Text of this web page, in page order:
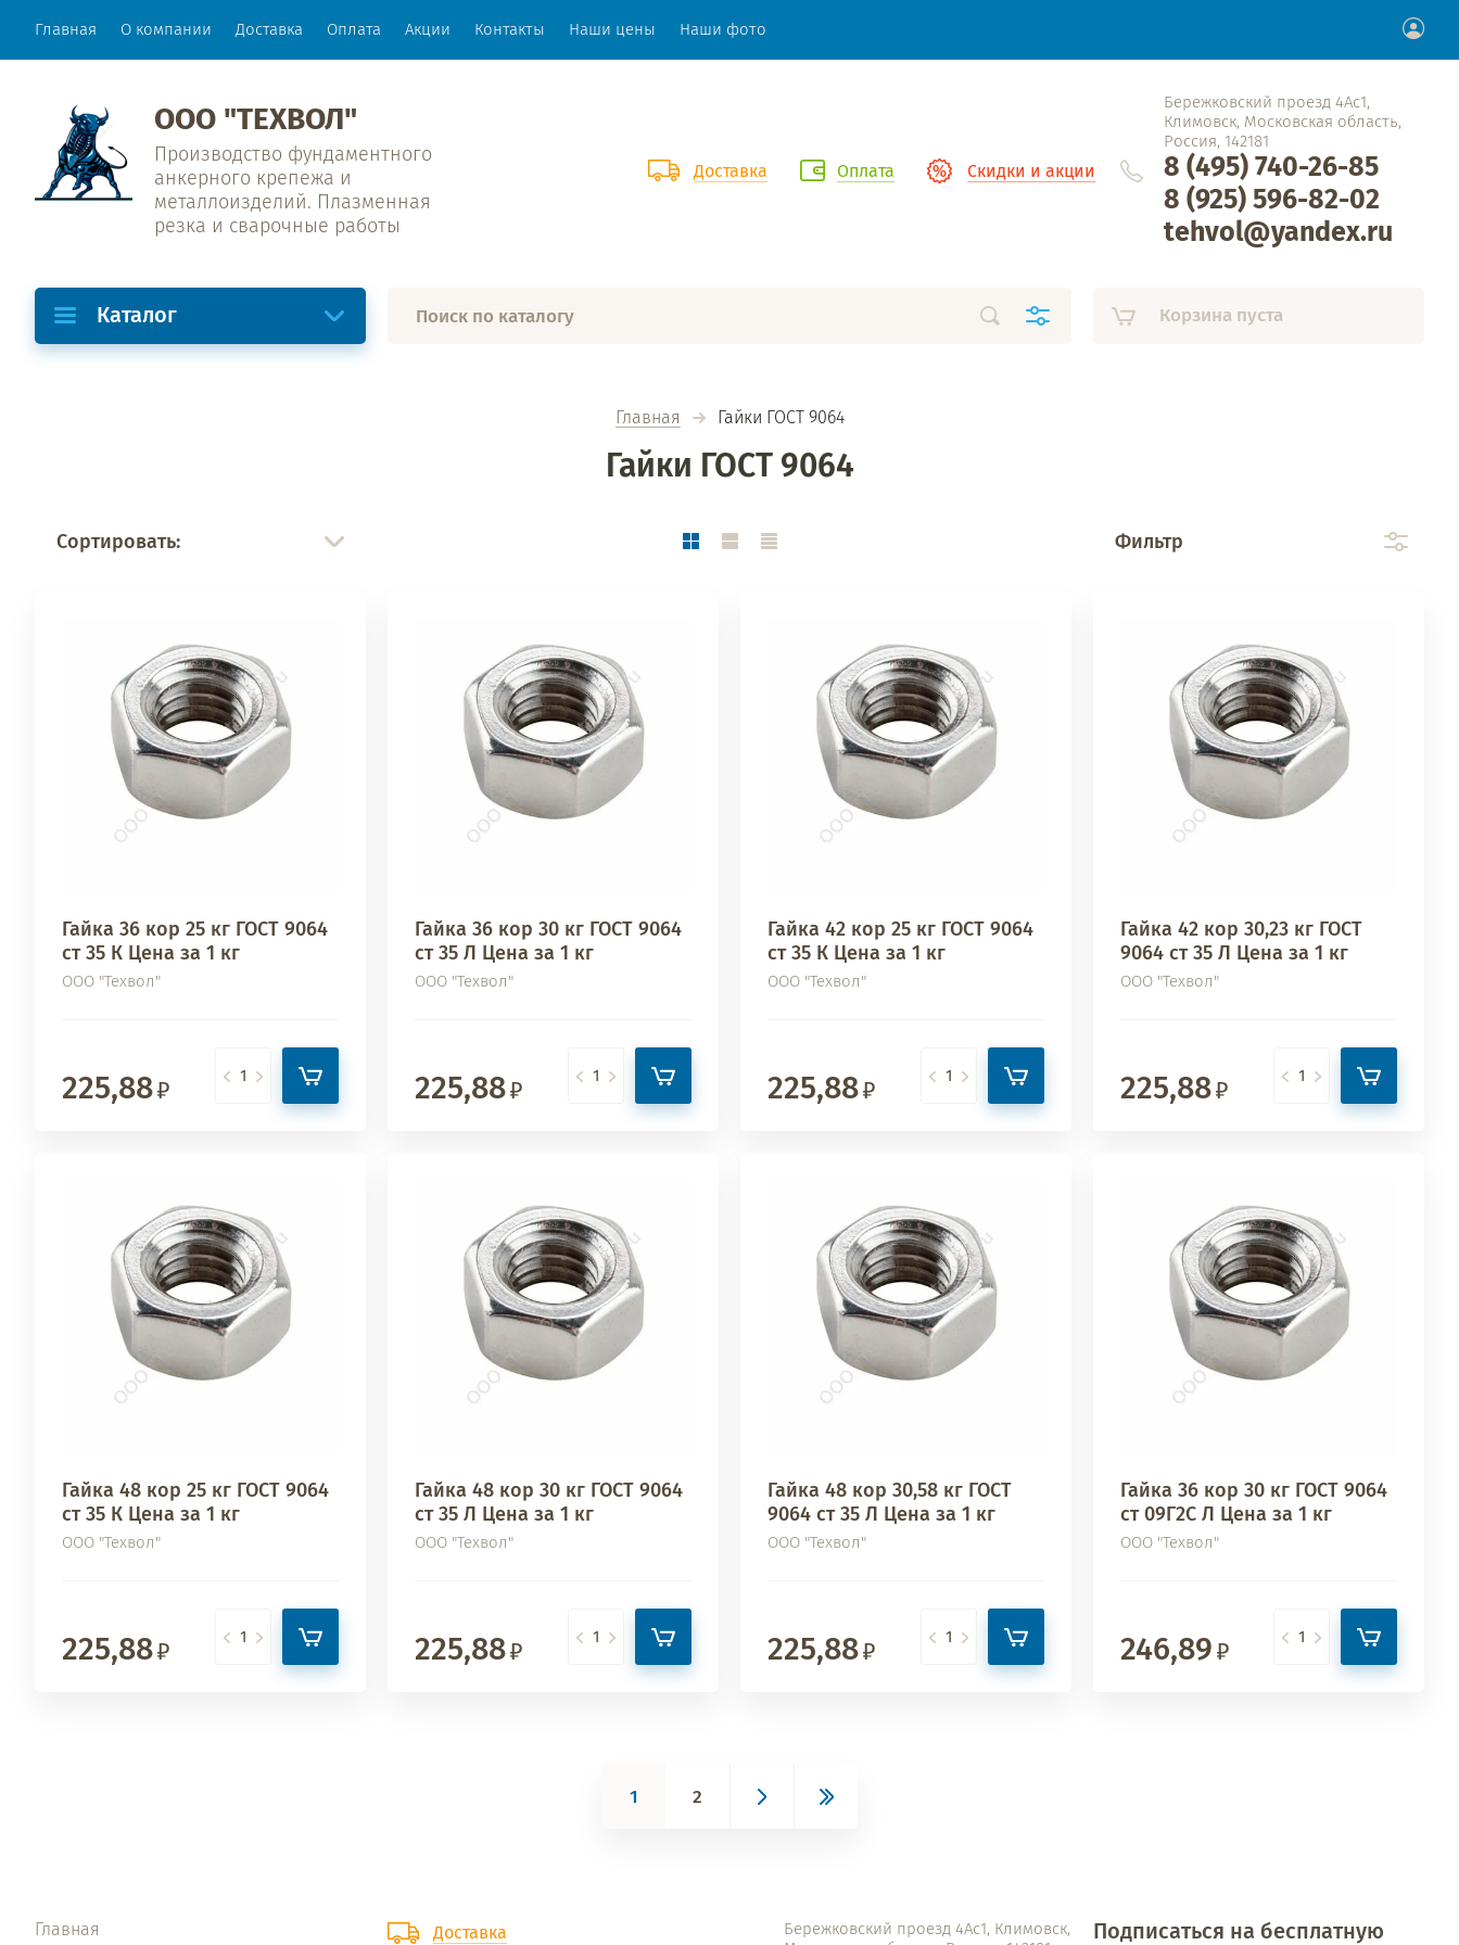
Главная О компании Доставка Оплата Акции Контакты Наши цены Наши фото
ООО "ТЕХВОЛ"
Производство фундаментного
анкерного крепежа и
металлоизделий. Плазменная
резка и сварочные работы
Доставка Оплата Скидки и акции
Бережковский проезд 4Ас1,
Климовск, Московская область,
Россия, 142181
8 (495) 740-26-85
8 (925) 596-82-02
tehvol@yandex.ru
Каталог Корзина пуста
Главная
  Гайки ГОСТ 9064
Гайки ГОСТ 9064
Сортировать: Фильтр
Гайка 36 кор 25 кг ГОСТ 9064
ст 35 К Цена за 1 кг
ООО "Техвол"
225,88
Гайка 36 кор 30 кг ГОСТ 9064
ст 35 Л Цена за 1 кг
ООО "Техвол"
225,88
Гайка 42 кор 25 кг ГОСТ 9064
ст 35 К Цена за 1 кг
ООО "Техвол"
225,88
Гайка 42 кор 30,23 кг ГОСТ
9064 ст 35 Л Цена за 1 кг
ООО "Техвол"
225,88
Гайка 48 кор 25 кг ГОСТ 9064
ст 35 К Цена за 1 кг
ООО "Техвол"
225,88
Гайка 48 кор 30 кг ГОСТ 9064
ст 35 Л Цена за 1 кг
ООО "Техвол"
225,88
Гайка 48 кор 30,58 кг ГОСТ
9064 ст 35 Л Цена за 1 кг
ООО "Техвол"
225,88
Гайка 36 кор 30 кг ГОСТ 9064
ст 09Г2С Л Цена за 1 кг
ООО "Техвол"
246,89
1 2
Главная Доставка
Бережковский проезд 4Ас1, Климовск,
Подписаться на бесплатную